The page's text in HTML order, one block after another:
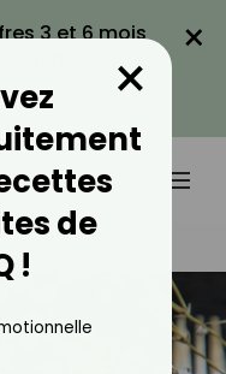
3 et 6 mois
×
de
!
×